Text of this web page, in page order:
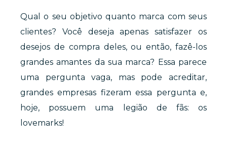
Qual o seu objetivo quanto marca com seus
clientes? Você deseja apenas satisfazer os
desejos de compra deles, ou então, fazê-los
grandes amantes da sua marca? Essa parece
uma pergunta vaga, mas pode acreditar,
grandes empresas fizeram essa pergunta e,
hoje, possuem uma legião de fãs: os
lovemarks!